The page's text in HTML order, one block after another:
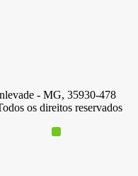
- MG, 35930-478
os direitos reservados